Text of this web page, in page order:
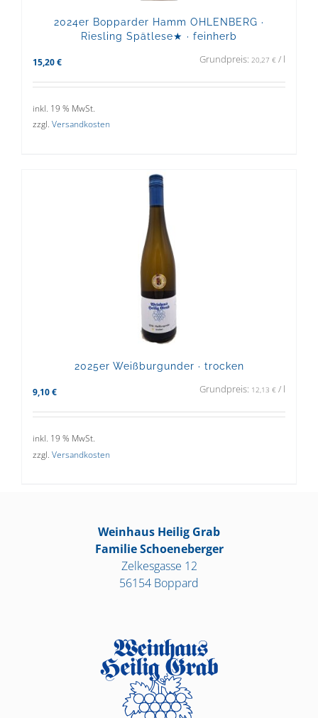
2024er Bopparder Hamm OHLENBERG ·
Riesling Spätlese★ · feinherb
15,20 € Grundpreis: 20,27 € / l
inkl. 19 % MwSt.
zzgl. Versandkosten
2025er Weißburgunder · trocken
9,10 € Grundpreis: 12,13 € / l
inkl. 19 % MwSt.
zzgl. Versandkosten
Weinhaus Heilig Grab
Familie Schoeneberger
Zelkesgasse 12
56154 Boppard